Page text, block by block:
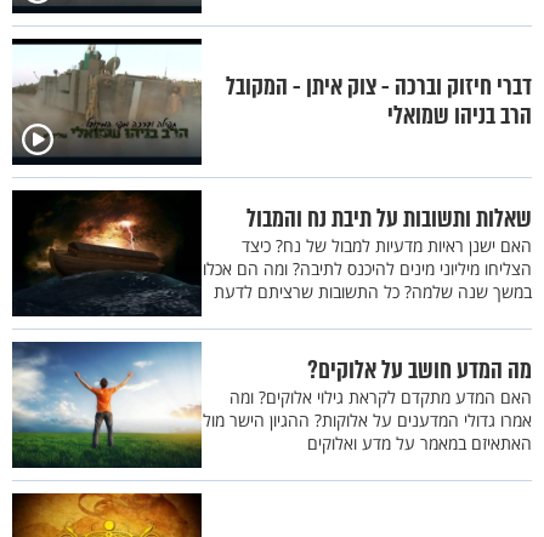
דברי חיזוק וברכה - צוק איתן - המקובל
הרב בניהו שמואלי
שאלות ותשובות על תיבת נח והמבול
האם ישנן ראיות מדעיות למבול של נח? כיצד
הצליחו מיליוני מינים להיכנס לתיבה? ומה הם אכלו
במשך שנה שלמה? כל התשובות שרציתם לדעת
מה המדע חושב על אלוקים?
האם המדע מתקדם לקראת גילוי אלוקים? ומה
אמרו גדולי המדענים על אלוקות? ההגיון הישר מול
האתאיזם במאמר על מדע ואלוקים